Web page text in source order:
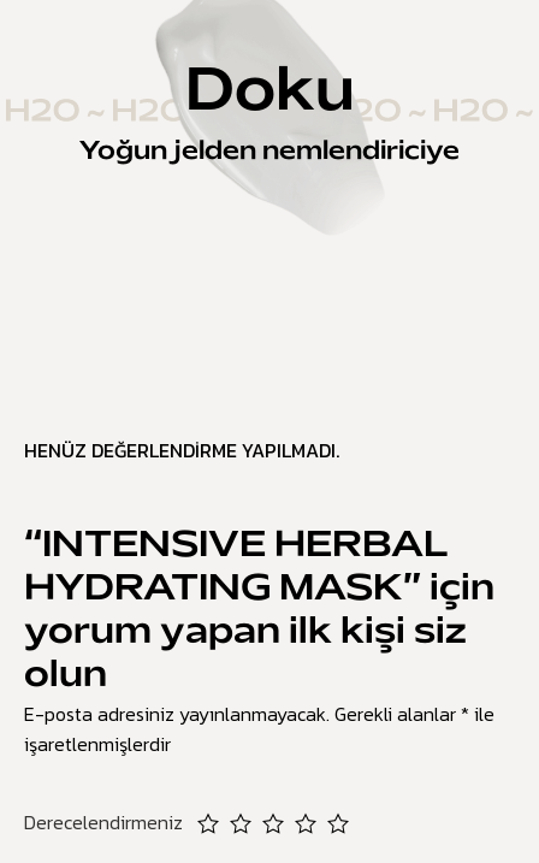
Doku
Yoğun jelden nemlendiriciye
HENÜZ DEĞERLENDIRME YAPILMADI.
“INTENSIVE HERBAL
HYDRATING MASK” için
yorum yapan ilk kişi siz
olun
E-posta adresiniz yayınlanmayacak. Gerekli alanlar* ile
işaretlenmişlerdir
Derecelendirmeniz